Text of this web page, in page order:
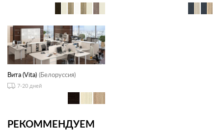
Вита (Vita) (Белоруссия)
7-20 дней
РЕКОММЕНДУЕМ